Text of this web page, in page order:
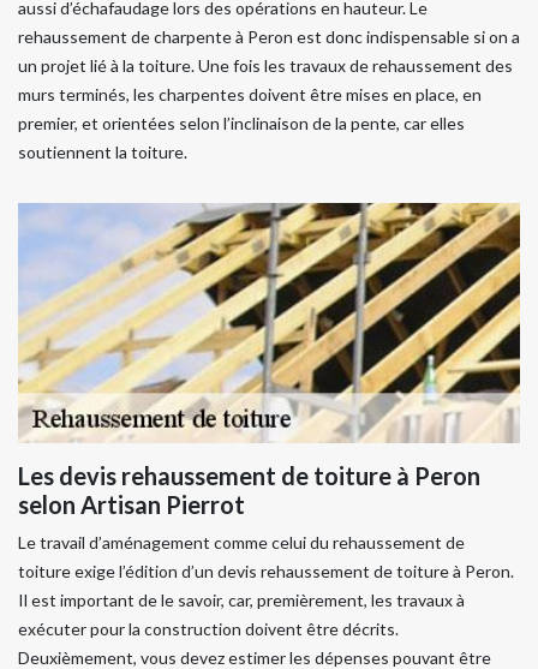
aussi d’échafaudage lors des opérations en hauteur. Le
rehaussement de charpente à Peron est donc indispensable si on a
un projet lié à la toiture. Une fois les travaux de rehaussement des
murs terminés, les charpentes doivent être mises en place, en
premier, et orientées selon l’inclinaison de la pente, car elles
soutiennent la toiture.
Les devis rehaussement de toiture à Peron
selon Artisan Pierrot
Le travail d’aménagement comme celui du rehaussement de
toiture exige l’édition d’un devis rehaussement de toiture à Peron.
Il est important de le savoir, car, premièrement, les travaux à
exécuter pour la construction doivent être décrits.
Deuxièmement, vous devez estimer les dépenses pouvant être